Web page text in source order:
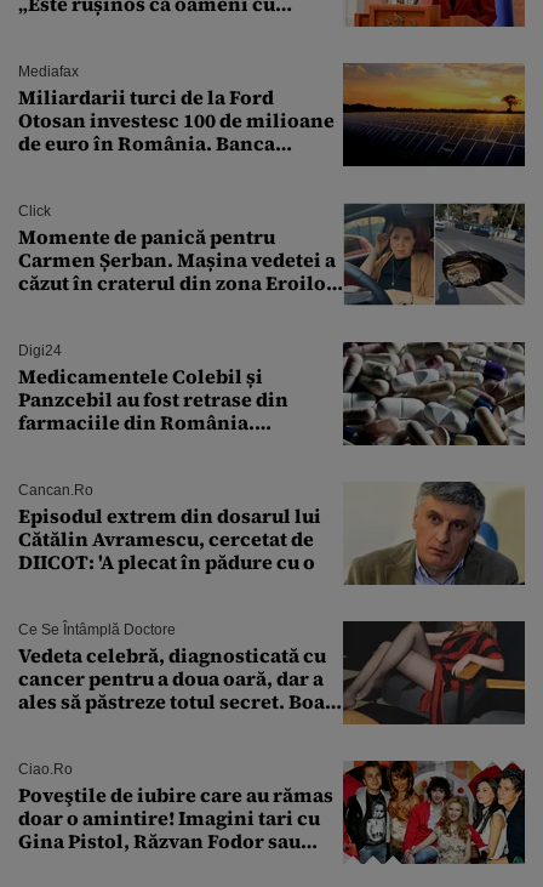
Mediafax
Miliardarii turci de la Ford
Otosan investesc 100 de milioane
de euro în România. Banca
Click
Momente de panică pentru
Carmen Șerban. Mașina vedetei a
căzut în craterul din zona Eroilor:
Digi24
Medicamentele Colebil și
Panzcebil au fost retrase din
farmaciile din România.
Cancan.ro
Episodul extrem din dosarul lui
Cătălin Avramescu, cercetat de
DIICOT: 'A plecat în pădure cu o
Ce Se Întâmplă Doctore
Vedeta celebră, diagnosticată cu
cancer pentru a doua oară, dar a
ales să păstreze totul secret. Boala
Ciao.ro
Poveştile de iubire care au rămas
doar o amintire! Imagini tari cu
Gina Pistol, Răzvan Fodor sau